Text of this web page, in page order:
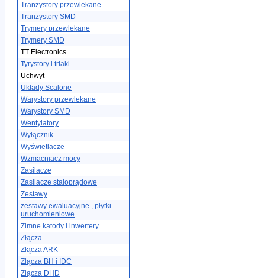
Tranzystory przewlekane
Tranzystory SMD
Trymery przewlekane
Trymery SMD
TT Electronics
Tyrystory i triaki
Uchwyt
Układy Scalone
Warystory przewlekane
Warystory SMD
Wentylatory
Wyłącznik
Wyświetlacze
Wzmacniacz mocy
Zasilacze
Zasilacze stałoprądowe
Zestawy
zestawy ewaluacyjne , płytki
uruchomieniowe
Zimne katody i inwertery
Złącza
Złącza ARK
Złącza BH i IDC
Złącza DHD